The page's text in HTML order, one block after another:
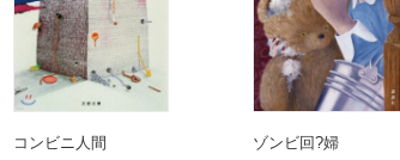
コンビニ人間 ゾンビ回?婦